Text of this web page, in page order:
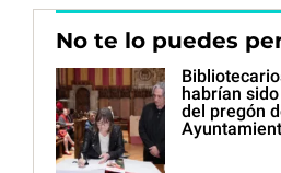
No te lo puedes
habrían
del pregón